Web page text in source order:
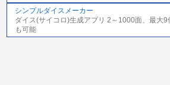
シンプルダイスメーカー
ダイス(サイコロ)生成アプリ 2～1000面、最大
も可能